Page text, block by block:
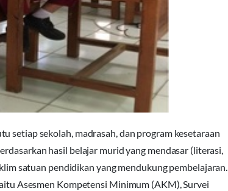
setiap sekolah, madrasah, dan program kesetaraan
hasil belajar murid yang mendasar (literasi,
satuan pendidikan yang mendukung pembelajaran.
Asesmen Kompetensi Minimum (AKM), Survei